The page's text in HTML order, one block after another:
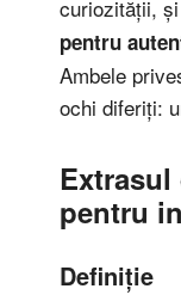
curiozității, și
pentru
Ambele
ochi diferiți:
Extrasul
pentru
Definiție